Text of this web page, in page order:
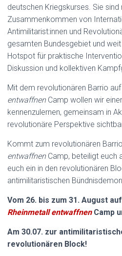
deutschen Kriegskurses. Sie sind
Zusammenkommen von
Antimilitarist:innen und
gesamten Bundesgebiet und
Hotspot für praktische
Diskussion und kollektiven
Mit dem revolutionären Barrio
entwaffnenCamp wollen wir
kennenzulernen, gemeinsam in
revolutionäre Perspektive
Kommt zum revolutionären
entwaffnenCamp, beteiligt euch
euch ein in den revolutionären
antimilitaristischen
Vom 26. bis zum 31. August
Rheinmetall entwaffnenCamp
Am 30.07. zur
revolutionären Block!